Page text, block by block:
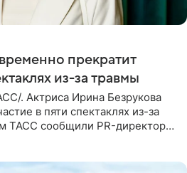
прекратит
из-за травмы
. Актриса Ирина Безрукова
в пяти спектаклях из-за
ТАСС сообщили PR-директор